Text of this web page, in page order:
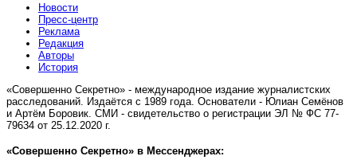
Новости
Пресс-центр
Реклама
Редакция
Авторы
История
«Совершенно Секретно» - международное издание журналистских
расследований. Издаётся с 1989 года. Основатели - Юлиан Семёнов
и Артём Боровик. CМИ - свидетельство о регистрации ЭЛ № ФС 77-
79634 от 25.12.2020 г.
«Совершенно Секретно» в Мессенджерах: